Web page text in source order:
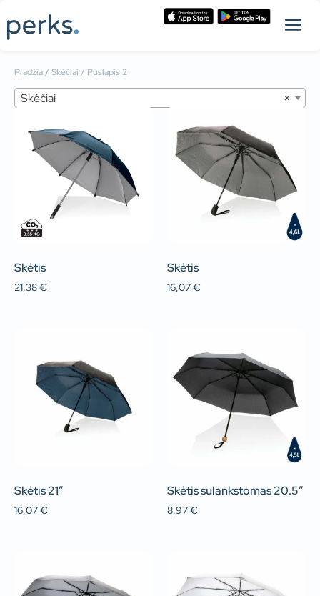
Pradžia/ Skėčiai / Puslapis 2
×
Skėčiai
Skėtis
21,38€
Skėtis
16,07€
Skėtis 21″
16,07€
Skėtis sulankstomas 20.5″
8,97€